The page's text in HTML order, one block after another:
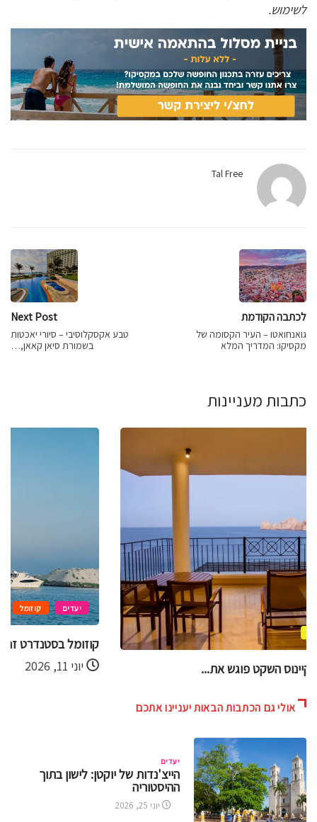
לשימוש.
Tal Free
לכתבה הקודמת
גואנחואטו – העיר הקסומה של
מקסיקו: המדריך המלא
Next Post
טבע אקסקלוסיבי – סיורי יאכטות
בשמורת סיאן קאאן,…
כתבות מעניינות
יעדים
קוזומל בסטנדרט זהב – חוויות VIP מעל...
יוני 11, 2026
אולי גם הכתבות הבאות יעניינו אתכם
יעדים
הייצ'נדות של יוקטן: לישון בתוך
ההיסטוריה
יוני 25, 2026